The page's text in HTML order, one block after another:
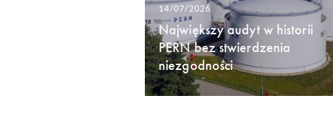
14/07/2026
Największy audyt w historii
PERN bez stwierdzenia
niezgodności